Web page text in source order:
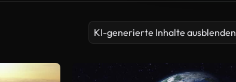
KI-generierte Inhalte ausblenden